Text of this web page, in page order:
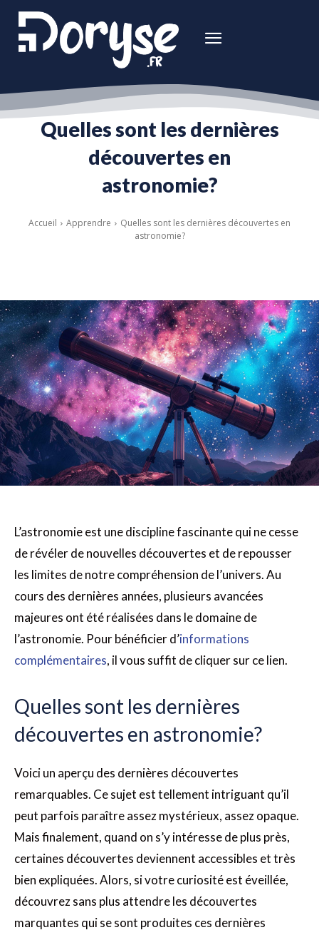
Quelles sont les dernières
découvertes en
astronomie?
Accueil Apprendre
Quelles sont les dernières découvertes en
astronomie?
L’astronomie est une discipline fascinante qui ne cesse
de révéler de nouvelles découvertes et de repousser
les limites de notre compréhension de l’univers. Au
cours des dernières années, plusieurs avancées
majeures ont été réalisées dans le domaine de
l’astronomie. Pour bénéficier d’informations
complémentaires, il vous suffit de cliquer sur ce lien.
Quelles sont les dernières
découvertes en astronomie?
Voici un aperçu des dernières découvertes
remarquables. Ce sujet est tellement intriguant qu’il
peut parfois paraître assez mystérieux, assez opaque.
Mais finalement, quand on s’y intéresse de plus près,
certaines découvertes deviennent accessibles et très
bien expliquées. Alors, si votre curiosité est éveillée,
découvrez sans plus attendre les découvertes
marquantes qui se sont produites ces dernières